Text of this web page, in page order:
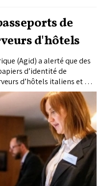
de
d'hôtels
(Agid) a alerté que des
d’identité de
d’hôtels italiens et mis